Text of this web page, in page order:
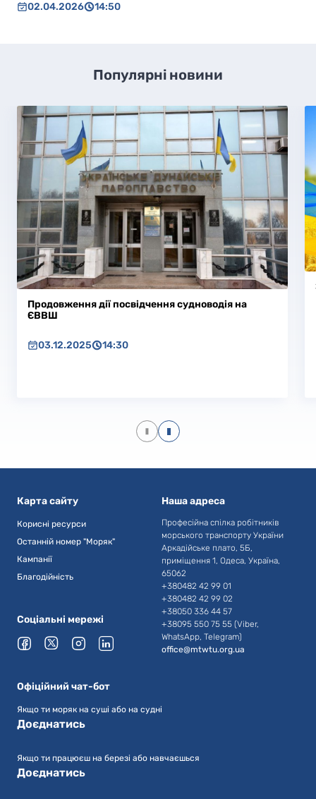
02.04.2026
14:50
Популярні новини
Продовження дії посвідчення судноводія на
ЄВВШ
03.12.2025 14:30
Карта сайту
Корисні ресурси
Останній номер "Моряк"
Кампанії
Благодійність
Наша адреса
Професійна спілка робітників
морського транспорту України
Аркадійське плато, 5Б,
приміщення 1, Одеса, Україна,
65062
+380482 42 99 01
+380482 42 99 02
+38050 336 44 57
+38095 550 75 55 (Viber,
WhatsApp, Telegram)
office@mtwtu.org.ua
Соціальні мережі
Офіційний чат-бот
Якщо ти моряк на суші або на судні
Доєднатись
Якщо ти працюєш на березі або навчаєшься
Доєднатись